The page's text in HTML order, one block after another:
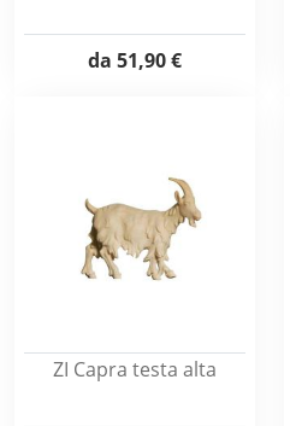
da 51,90 €
ZI Capra testa alta